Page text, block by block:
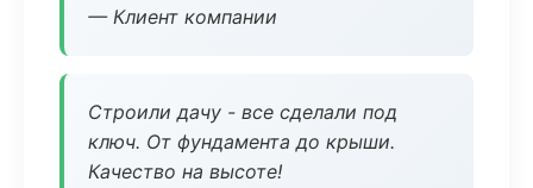
— Клиент компании
Строили дачу - все сделали под
ключ. От фундамента до крыши.
Качество на высоте!